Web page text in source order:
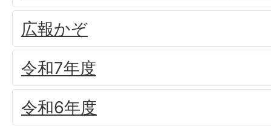
広報かぞ
令和7年度
令和6年度